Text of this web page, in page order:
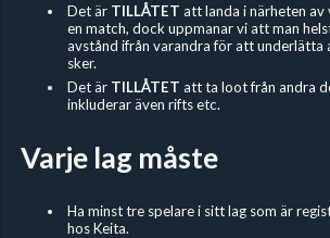
Det är TILLÅTET att landa i närheten
en match, dock uppmanar vi att man
avstånd ifrån varandra för att underlätta
sker.
Det är TILLÅTET att ta loot från andra
inkluderar även rifts etc.
Varje lag måste
Ha minst tre spelare i sitt lag som är
hos Keita.